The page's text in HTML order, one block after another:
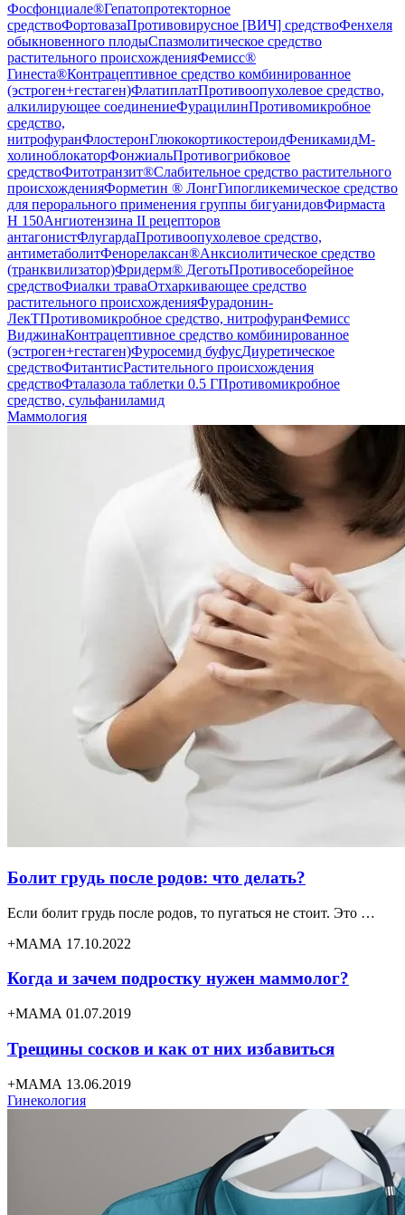
Фосфонциале®Гепатопротекторное
средствоФортовазаПротивовирусное [ВИЧ] средствоФенхеля
обыкновенного плодыСпазмолитическое средство
растительного происхожденияФемисс®
Гинеста®Контрацептивное средство комбинированное
(эстроген+гестаген)ФлатиплатПротивоопухолевое средство,
алкилирующее соединениеФурацилинПротивомикробное
средство,
нитрофуранФлостеронГлюкокортикостероидФеникамидМ-
холиноблокаторФонжиальПротивогрибковое
средствоФитотранзит®Слабительное средство растительного
происхожденияФорметин ® ЛонгГипогликемическое средство
для перорального применения группы бигуанидовФирмаста
Н 150Ангиотензина II рецепторов
антагонистФлугардаПротивоопухолевое средство,
антиметаболитФенорелаксан®Анксиолитическое средство
(транквилизатор)Фридерм® ДеготьПротивосеборейное
средствоФиалки траваОтхаркивающее средство
растительного происхожденияФурадонин-
ЛекТПротивомикробное средство, нитрофуранФемисс
ВиджинаКонтрацептивное средство комбинированное
(эстроген+гестаген)Фуросемид буфусДиуретическое
средствоФитантисРастительного происхождения
средствоФталазола таблетки 0.5 ГПротивомикробное
средство, сульфаниламид
Маммология
Болит грудь после родов: что делать?
Если болит грудь после родов, то пугаться не стоит. Это …
+МАМА 17.10.2022
Когда и зачем подростку нужен маммолог?
+МАМА 01.07.2019
Трещины сосков и как от них избавиться
+МАМА 13.06.2019
Гинекология